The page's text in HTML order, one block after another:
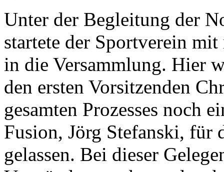
Unter der Begleitung der
startete der Sportverein
in die Versammlung. Hier
den ersten Vorsitzenden
gesamten Prozesses noch
Fusion, Jörg Stefanski, für
gelassen. Bei dieser